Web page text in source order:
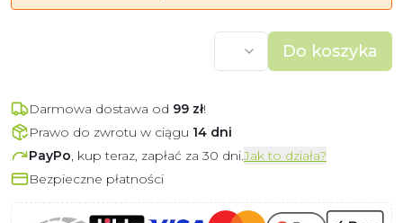
Do koszyka
Darmowa dostawa od 99 zł!
Prawo do zwrotu w ciągu 14 dni
PayPo, kup teraz, zapłać za 30 dni.Jak to działa?
Bezpieczne płatności